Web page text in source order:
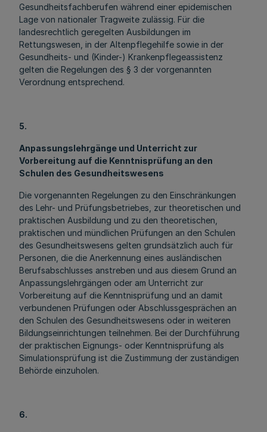
Gesundheitsfachberufen während einer epidemischen
Lage von nationaler Tragweite zulässig. Für die
landesrechtlich geregelten Ausbildungen im
Rettungswesen, in der Altenpflegehilfe sowie in der
Gesundheits- und (Kinder-) Krankenpflegeassistenz
gelten die Regelungen des § 3 der vorgenannten
Verordnung entsprechend.
5.
Anpassungslehrgänge und Unterricht zur
Vorbereitung auf die Kenntnisprüfung an den
Schulen des Gesundheitswesens
Die vorgenannten Regelungen zu den Einschränkungen
des Lehr- und Prüfungsbetriebes, zur theoretischen und
praktischen Ausbildung und zu den theoretischen,
praktischen und mündlichen Prüfungen an den Schulen
des Gesundheitswesens gelten grundsätzlich auch für
Personen, die die Anerkennung eines ausländischen
Berufsabschlusses anstreben und aus diesem Grund an
Anpassungslehrgängen oder am Unterricht zur
Vorbereitung auf die Kenntnisprüfung und an damit
verbundenen Prüfungen oder Abschlussgesprächen an
den Schulen des Gesundheitswesens oder in weiteren
Bildungseinrichtungen teilnehmen. Bei der Durchführung
der praktischen Eignungs- oder Kenntnisprüfung als
Simulationsprüfung ist die Zustimmung der zuständigen
Behörde einzuholen.
6.